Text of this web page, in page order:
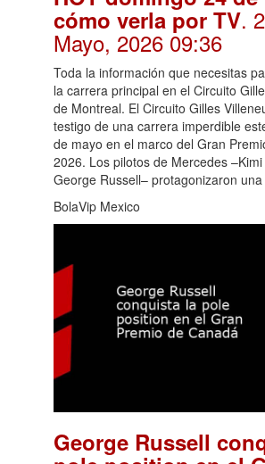
cómo verla por TV.
Mayo, 2026 09:36
Toda la información que necesitas
la carrera principal en el Circuito
de Montreal. El Circuito Gilles
testigo de una carrera imperdible
de mayo en el marco del Gran
2026. Los pilotos de Mercedes
George Russell– protagonizaron
BolaVip Mexico
George Russell